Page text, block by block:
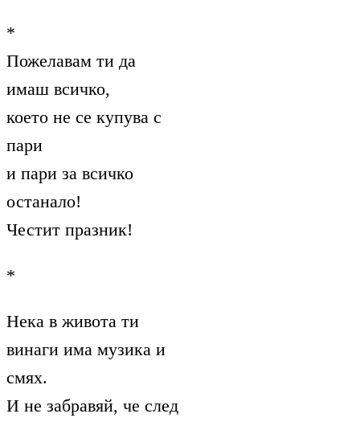
*
Пожелавам ти да
имаш всичко,
което не се купува с
пари
и пари за всичко
останало!
Честит празник!
*
Нека в живота ти
винаги има музика и
смях.
И не забравяй, че след